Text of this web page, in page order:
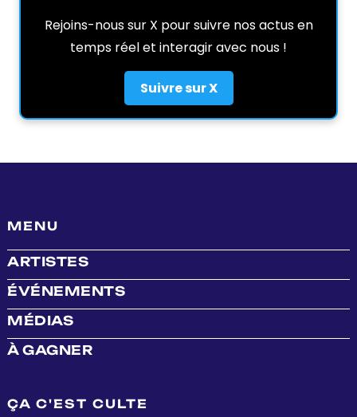
Rejoins-nous sur X pour suivre nos actus en
temps réel et interagir avec nous !
Suivre sur X
MENU
ARTISTES
ÉVÉNEMENTS
MÉDIAS
À GAGNER
ÇA C'EST CULTE